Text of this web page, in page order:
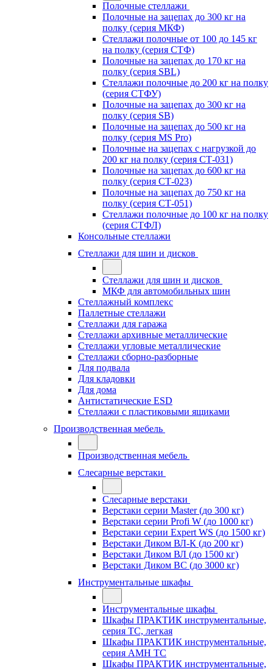
Полочные стеллажи
Полочные на зацепах до 300 кг на
полку (серия МКФ)
Стеллажи полочные от 100 до 145 кг
на полку (серия СТФ)
Полочные на зацепах до 170 кг на
полку (серия SBL)
Стеллажи полочные до 200 кг на полку
(серия СТФУ)
Полочные на зацепах до 300 кг на
полку (серия SB)
Полочные на зацепах до 500 кг на
полку (серия MS Pro)
Полочные на зацепах с нагрузкой до
200 кг на полку (серия СТ-031)
Полочные на зацепах до 600 кг на
полку (серия СТ-023)
Полочные на зацепах до 750 кг на
полку (серия СТ-051)
Стеллажи полочные до 100 кг на полку
(серия СТФЛ)
Консольные стеллажи
Стеллажи для шин и дисков
Стеллажи для шин и дисков
МКФ для автомобильных шин
Стеллажный комплекс
Паллетные стеллажи
Стеллажи для гаража
Стеллажи архивные металлические
Стеллажи угловые металлические
Стеллажи сборно-разборные
Для подвала
Для кладовки
Для дома
Антистатические ESD
Стеллажи с пластиковыми ящиками
Производственная мебель
Производственная мебель
Слесарные верстаки
Слесарные верстаки
Верстаки серии Master (до 300 кг)
Верстаки серии Profi W (до 1000 кг)
Верстаки серии Expert WS (до 1500 кг)
Верстаки Диком ВЛ-К (до 200 кг)
Верстаки Диком ВЛ (до 1500 кг)
Верстаки Диком ВС (до 3000 кг)
Инструментальные шкафы
Инструментальные шкафы
Шкафы ПРАКТИК инструментальные,
серия TC, легкая
Шкафы ПРАКТИК инструментальные,
серия AMH TC
Шкафы ПРАКТИК инструментальные,